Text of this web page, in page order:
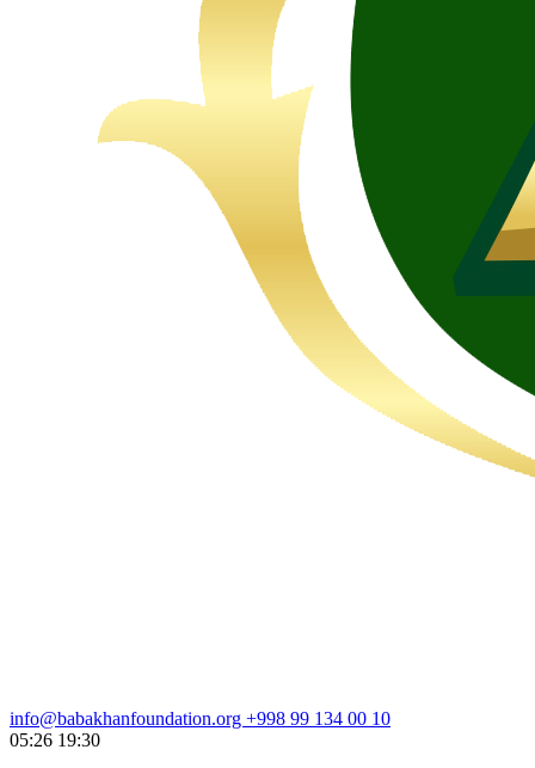
info@babakhanfoundation.org +998 99 134 00 10
05:26 19:30